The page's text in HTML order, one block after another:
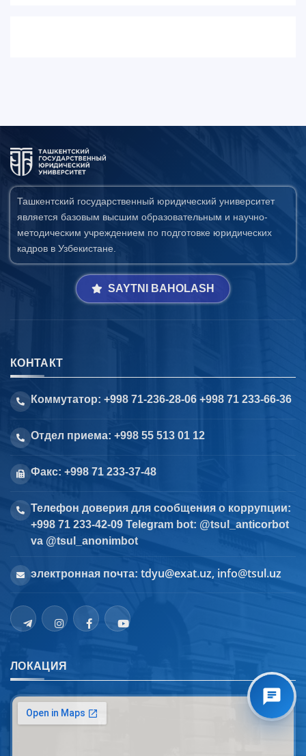
Ташкентский государственный юридический университет
является базовым высшим образовательным и научно-
методическим учреждением по подготовке юридических
кадров в Узбекистане.
SAYTNI BAHOLASH
КОНТАКТ
Коммутатор: +998 71-236-28-06 +998 71 233-66-36
Отдел приема: +998 55 513 01 12
Факс: +998 71 233-37-48
Телефон доверия для сообщения о коррупции:
+998 71 233-42-09 Telegram bot: @tsul_anticorbot
va @tsul_anonimbot
электронная почта: tdyu@exat.uz, info@tsul.uz
ЛОКАЦИЯ